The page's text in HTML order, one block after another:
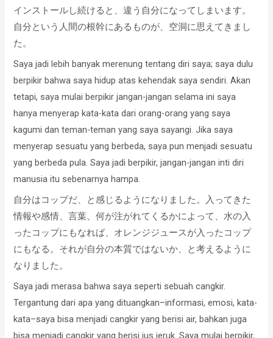
インストールし続けると、違う自分になってしまいます。
自分という人間の根幹にあるものが、空洞に思えてきまし
た。
Saya jadi lebih banyak merenung tentang diri saya; saya dulu
berpikir bahwa saya hidup atas kehendak saya sendiri. Akan
tetapi, saya mulai berpikir jangan-jangan selama ini saya
hanya menyerap kata-kata dari orang-orang yang saya
kagumi dan teman-teman yang saya sayangi. Jika saya
menyerap sesuatu yang berbeda, saya pun menjadi sesuatu
yang berbeda pula. Saya jadi berpikir, jangan-jangan inti diri
manusia itu sebenarnya hampa.
自分はコップだ、と感じるようになりました。入ってきた
情報や感情、言葉、何が注がれてくるかによって、水の入
ったコップにもなれば、オレンジジュースが入ったコップ
にもなる。それが自分の本質ではないか、と考えるように
なりました。
Saya jadi merasa bahwa saya seperti sebuah cangkir.
Tergantung dari apa yang dituangkan–informasi, emosi, kata-
kata–saya bisa menjadi cangkir yang berisi air, bahkan juga
bisa menjadi cangkir yang berisi jus jeruk. Saya mulai berpikir,